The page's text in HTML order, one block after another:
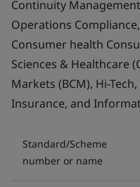
Continuity
Operations
Consumer health
Sciences & Healthcare
Markets (BCM), Hi-
Insurance, and
Standard/Scheme
number or name